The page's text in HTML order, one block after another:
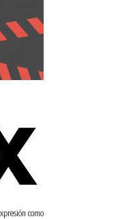
como